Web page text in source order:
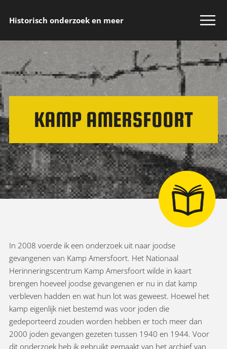
Historisch onderzoek en meer
KAMP AMERSFOORT
In 2008 voerde ik een onderzoek uit naar joodse
gevangenen van Kamp Amersfoort. Het Nationaal
Herinneringscentrum Kamp Amersfoort wilde in kaart
brengen hoeveel joodse gevangenen er nu in dat kamp
verbleven hadden en wat hun lot was geweest. Hoewel het
kamp eigenlijk niet bestemd was voor joden die
gedeporteerd zouden worden hebben er toch meer dan
2000 joden gevangen gezeten tussen 1940 en 1944. Voor
dit onderzoek heb ik gebruikt gemaakt van het archief van